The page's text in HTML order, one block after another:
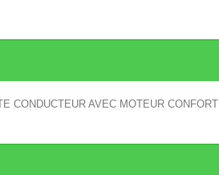
CONDUCTEUR AVEC MOTEUR CONFORT